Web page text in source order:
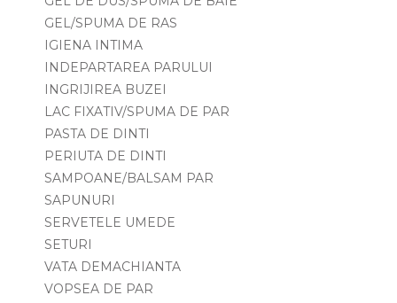
GEL/SPUMA DE RAS
IGIENA INTIMA
INDEPARTAREA PARULUI
INGRIJIREA BUZEI
LAC FIXATIV/SPUMA DE PAR
PASTA DE DINTI
PERIUTA DE DINTI
SAMPOANE/BALSAM PAR
SAPUNURI
SERVETELE UMEDE
SETURI
VATA DEMACHIANTA
VOPSEA DE PAR